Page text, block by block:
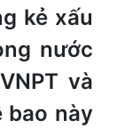
kẻ xấu
nước
và
bao này